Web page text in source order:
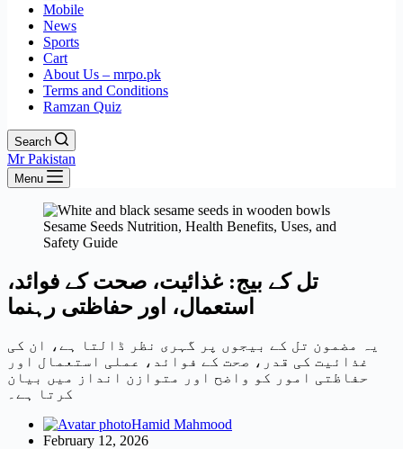
Mobile
News
Sports
Cart
About Us – mrpo.pk
Terms and Conditions
Ramzan Quiz
Search
Mr Pakistan
Menu
Sesame Seeds Nutrition, Health Benefits, Uses, and
Safety Guide
تل کے بیج: غذائیت، صحت کے فوائد،
استعمال، اور حفاظتی رہنما
یہ مضمون تل کے بیجوں پر گہری نظر ڈالتا ہے، ان کی
غذائیت کی قدر، صحت کے فوائد، عملی استعمال اور
حفاظتی امور کو واضح اور متوازن انداز میں بیان
کرتا ہے۔
Hamid Mahmood
February 12, 2026